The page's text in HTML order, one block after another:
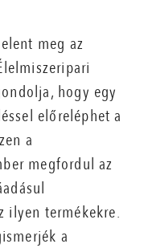
meg az
hogy egy
előreléphet a
a
megfordul az
ilyen termékekre.
a